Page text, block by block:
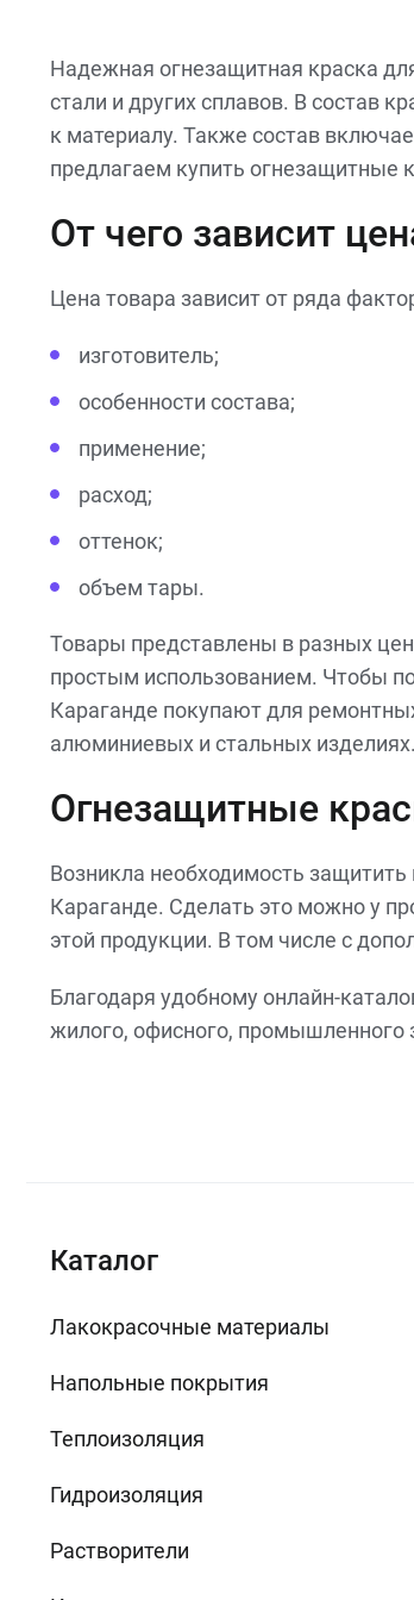
Надежная огнезащитная краска
стали и других сплавов. В состав
к материалу. Также состав
предлагаем купить
От чего зависит
Цена товара зависит от ряда
изготовитель;
особенности состава;
применение;
расход;
оттенок;
объем тары.
Товары представлены в разных
простым использованием. Чтобы
Караганде покупают для
алюминиевых и стальных изделиях.
Огнезащитные
Возникла необходимость
Караганде. Сделать это можно у
этой продукции. В том числе с
Благодаря удобному онлайн-
жилого, офисного, промышленного
Каталог
Лакокрасочные материалы
Напольные покрытия
Теплоизоляция
Гидроизоляция
Растворители